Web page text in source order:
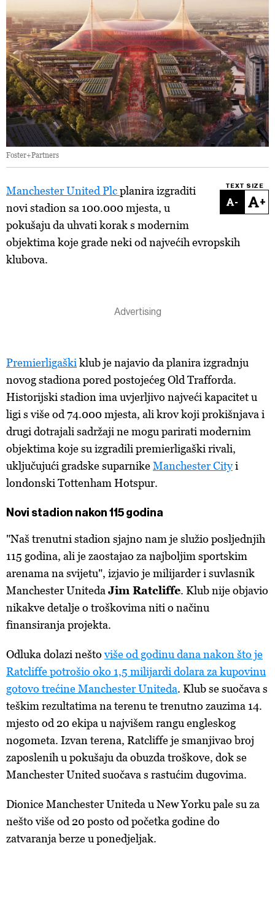
Foster+Partners
TEXT SIZE
- +
Manchester United Plcplanira izgraditi
novi stadion sa 100.000 mjesta, u
pokušaju da uhvati korak s modernim
objektima koje grade neki od najvećih evropskih
klubova.
Premierligaški klub je najavio da planira izgradnju
novog stadiona pored postojećeg Old Trafforda.
Historijski stadion ima uvjerljivo najveći kapacitet u
ligi s više od 74.000 mjesta, ali krov koji prokišnjava i
drugi dotrajali sadržaji ne mogu parirati modernim
objektima koje su izgradili premierligaški rivali,
uključujući gradske suparnikeManchester Cityi
londonski Tottenham Hotspur.
Novi stadion nakon 115 godina
"Naš trenutni stadion sjajno nam je služio posljednjih
115 godina, ali je zaostajao za najboljim sportskim
arenama na svijetu", izjavio je milijarder i suvlasnik
Manchester Uniteda Jim Ratcliffe. Klub nije objavio
nikakve detalje o troškovima niti o načinu
finansiranja projekta.
Odluka dolazi neštoviše od godinu dana nakon što je
Ratcliffe potrošio oko 1,5 milijardi dolara za kupovinu
gotovo trećine Manchester Uniteda. Klub se suočava s
teškim rezultatima na terenu te trenutno zauzima 14.
mjesto od 20 ekipa u najvišem rangu engleskog
nogometa. Izvan terena, Ratcliffe je smanjivao broj
zaposlenih u pokušaju da obuzda troškove, dok se
Manchester United suočava s rastućim dugovima.
Dionice Manchester Uniteda u New Yorku pale su za
nešto više od 20 posto od početka godine do
zatvaranja berze u ponedjeljak.